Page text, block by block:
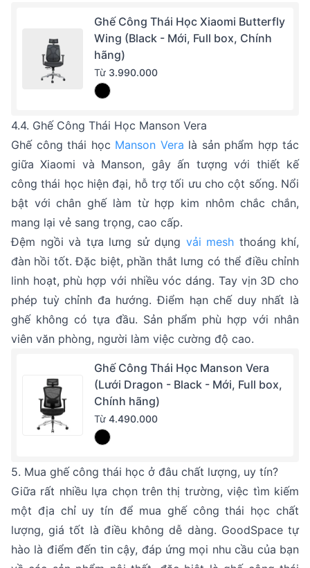
Ghế Công Thái Học Xiaomi Butterfly
Wing (Black - Mới, Full box, Chính
hãng)
Từ 3.990.000
4.4. Ghế Công Thái Học Manson Vera
Ghế công thái học Manson Vera là sản phẩm hợp tác
giữa Xiaomi và Manson, gây ấn tượng với thiết kế
công thái học hiện đại, hỗ trợ tối ưu cho cột sống. Nổi
bật với chân ghế làm từ hợp kim nhôm chắc chắn,
mang lại vẻ sang trọng, cao cấp.
Đệm ngồi và tựa lưng sử dụng vải mesh thoáng khí,
đàn hồi tốt. Đặc biệt, phần thắt lưng có thể điều chỉnh
linh hoạt, phù hợp với nhiều vóc dáng. Tay vịn 3D cho
phép tuỳ chỉnh đa hướng. Điểm hạn chế duy nhất là
ghế không có tựa đầu. Sản phẩm phù hợp với nhân
viên văn phòng, người làm việc cường độ cao.
Ghế Công Thái Học Manson Vera
(Lưới Dragon - Black - Mới, Full box,
Chính hãng)
Từ 4.490.000
5. Mua ghế công thái học ở đâu chất lượng, uy tín?
Giữa rất nhiều lựa chọn trên thị trường, việc tìm kiếm
một địa chỉ uy tín để mua ghế công thái học chất
lượng, giá tốt là điều không dễ dàng. GoodSpace tự
hào là điểm đến tin cậy, đáp ứng mọi nhu cầu của bạn